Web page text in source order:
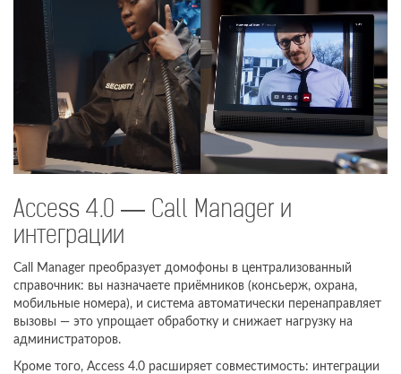
Access 4.0 — Call Manager и
интеграции
Call Manager преобразует домофоны в централизованный
справочник: вы назначаете приёмников (консьерж, охрана,
мобильные номера), и система автоматически перенаправляет
вызовы — это упрощает обработку и снижает нагрузку на
администраторов.
Кроме того, Access 4.0 расширяет совместимость: интеграции